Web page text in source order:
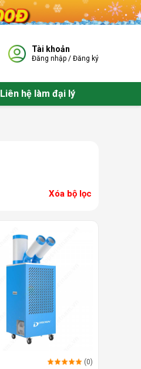
Tài khoản
Đăng nhập / Đăng ký
Liên hệ làm đại lý
Xóa bộ lọc
(0)